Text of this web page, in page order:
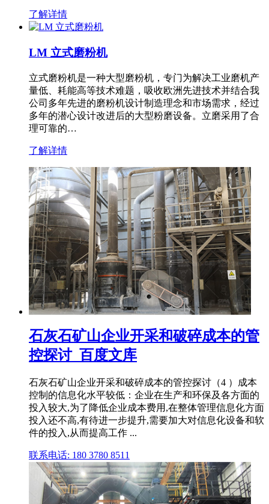
了解详情
LM 立式磨粉机
立式磨粉机是一种大型磨粉机，专门为解决工业磨机产
量低、耗能高等技术难题，吸收欧洲先进技术并结合我
公司多年先进的磨粉机设计制造理念和市场需求，经过
多年的潜心设计改进后的大型粉磨设备。立磨采用了合
理可靠的…
了解详情
石灰石矿山企业开采和破碎成本的管
控探讨_百度文库
石灰石矿山企业开采和破碎成本的管控探讨（4 ）成本
控制的信息化水平较低：企业在生产和环保及各方面的
投入较大,为了降低企业成本费用,在整体管理信息化方面
投入还不高,有待进一步提升,需要加大对信息化设备和软
件的投入,从而提高工作 ...
联系电话: 180 3780 8511